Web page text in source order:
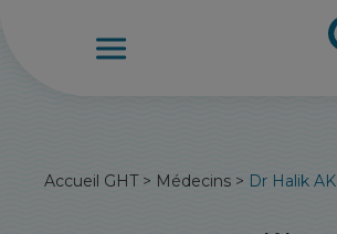
Accueil GHT> Médecins > Dr Halik